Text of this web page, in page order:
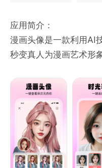
超唯美Q萌的迪斯尼漫
风，多种绝美风格头像
直接保存，想让你的头
生成，让你见识动漫效
美爆朋友圈的头像就是
【联系我们】
如您在使用过程中有
内部「客服中心」页面
应用简介：
漫画头像是一款利用AI
秒变真人为漫画艺术形
种二维过滤器。
卡通风格、普通素描
【实用功能】
1.实时拍摄多种动画滤
拍照片
2.提供多种动画滤镜，